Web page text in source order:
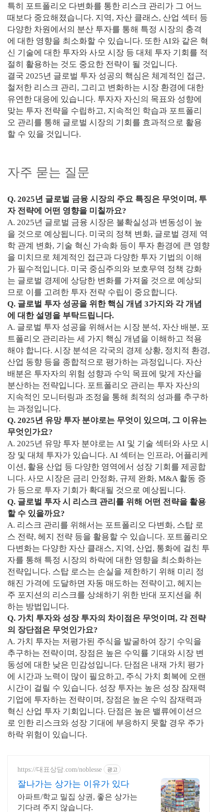
특히 포트폴리오 다변화를 통한 리스크 관리가 그 어느
때보다 중요해졌습니다. 지역, 자산 클래스, 산업 섹터 등
다양한 차원에서의 분산 투자를 통해 특정 시장의 충격
에 대한 영향을 최소화할 수 있습니다. 또한 AI와 같은 혁
신 기술에 대한 투자와 사모 시장 등 대체 투자 기회를 적
절히 활용하는 것도 중요한 전략이 될 것입니다.
결국 2025년 글로벌 투자 성공의 핵심은 체계적인 접근,
철저한 리스크 관리, 그리고 변화하는 시장 환경에 대한
유연한 대응에 있습니다. 투자자 자신의 목표와 성향에
맞는 투자 전략을 수립하고, 지속적인 학습과 포트폴리
오 관리를 통해 글로벌 시장의 기회를 효과적으로 활용
할 수 있을 것입니다.
자주 묻는 질문
Q. 2025년 글로벌 금융 시장의 주요 특징은 무엇이며, 투
자 전략에 어떤 영향을 미칠까요?
A. 2025년 글로벌 금융 시장은 불확실성과 변동성이 높
을 것으로 예상됩니다. 미국의 정책 변화, 글로벌 경제 역
학 관계 변화, 기술 혁신 가속화 등이 투자 환경에 큰 영향
을 미치므로 체계적인 접근과 다양한 투자 기법의 이해
가 필수적입니다. 미국 중심주의와 보호무역 정책 강화
는 글로벌 경제에 상당한 변화를 가져올 것으로 예상되
므로 이를 고려한 투자 전략 수립이 중요합니다.
Q. 글로벌 투자 성공을 위한 핵심 개념 3가지와 각 개념
에 대한 설명을 부탁드립니다.
A. 글로벌 투자 성공을 위해서는 시장 분석, 자산 배분, 포
트폴리오 관리라는 세 가지 핵심 개념을 이해하고 적용
해야 합니다. 시장 분석은 각국의 경제 상황, 정치적 환경,
산업 동향 등을 종합적으로 평가하는 과정입니다. 자산
배분은 투자자의 위험 성향과 수익 목표에 맞게 자산을
분산하는 전략입니다. 포트폴리오 관리는 투자 자산의
지속적인 모니터링과 조정을 통해 최적의 성과를 추구하
는 과정입니다.
Q. 2025년 유망 투자 분야로는 무엇이 있으며, 그 이유는
무엇인가요?
A. 2025년 유망 투자 분야로는 AI 및 기술 섹터와 사모 시
장 및 대체 투자가 있습니다. AI 섹터는 인프라, 어플리케
이션, 활용 산업 등 다양한 영역에서 성장 기회를 제공합
니다. 사모 시장은 금리 안정화, 규제 완화, M&A 활동 증
가 등으로 투자 기회가 확대될 것으로 예상됩니다.
Q. 글로벌 투자 시 리스크 관리를 위해 어떤 전략을 활용
할 수 있을까요?
A. 리스크 관리를 위해서는 포트폴리오 다변화, 스탑 로
스 전략, 헤지 전략 등을 활용할 수 있습니다. 포트폴리오
다변화는 다양한 자산 클래스, 지역, 산업, 통화에 걸친 투
자를 통해 특정 시장의 하락에 대한 영향을 최소화하는
전략입니다. 스탑 로스는 손실을 제한하기 위해 미리 정
해진 가격에 도달하면 자동 매도하는 전략이고, 헤지는
주 포지션의 리스크를 상쇄하기 위한 반대 포지션을 취
하는 방법입니다.
Q. 가치 투자와 성장 투자의 차이점은 무엇이며, 각 전략
의 장단점은 무엇인가요?
A. 가치 투자는 저평가된 주식을 발굴하여 장기 수익을
추구하는 전략이며, 장점은 높은 수익률 기대와 시장 변
동성에 대한 낮은 민감성입니다. 단점은 내재 가치 평가
에 시간과 노력이 많이 필요하고, 주식 가치 회복에 오랜
시간이 걸릴 수 있습니다. 성장 투자는 높은 성장 잠재력
기업에 투자하는 전략이며, 장점은 높은 수익 잠재력과
혁신 산업 투자 기회입니다. 단점은 높은 밸류에이션으
로 인한 리스크와 성장 기대에 부응하지 못할 경우 주가
하락 위험이 있습니다.
https://대표상담.com/noblesse 광고
잘나가는 상가는 이유가 있다
아파트/학교 밀집 상권, 좋은 상가는
기다려 주지 않습니다.